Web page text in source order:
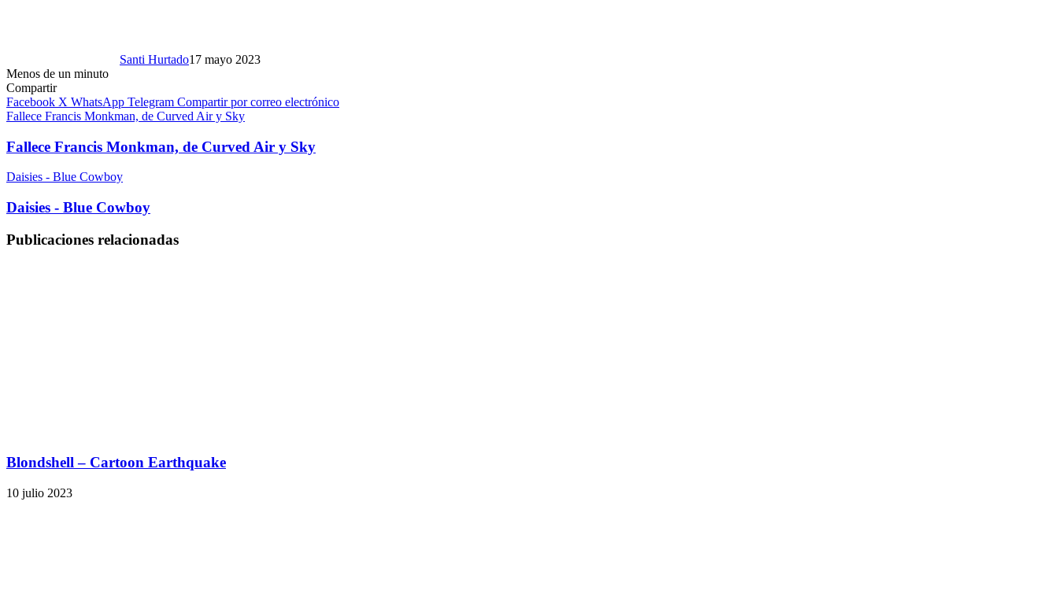
Santi Hurtado17 mayo 2023
Menos de un minuto
Compartir
Facebook X WhatsApp Telegram Compartir por correo electrónico
Fallece Francis Monkman, de Curved Air y Sky
Fallece Francis Monkman, de Curved Air y Sky
Daisies - Blue Cowboy
Daisies - Blue Cowboy
Publicaciones relacionadas
Blondshell – Cartoon Earthquake
10 julio 2023